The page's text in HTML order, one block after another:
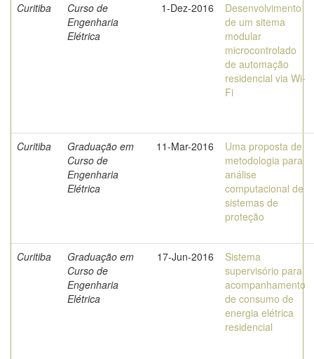
Curitiba
Curso de
Engenharia
Elétrica
1-Dez-2016
Desenvolvimento
de um sitema
modular
microcontrolado
de automação
residencial via Wi-
Fi
Curitiba
Graduação em
Curso de
Engenharia
Elétrica
11-Mar-2016
Uma proposta de
metodologia para
análise
computacional de
sistemas de
proteção
Curitiba
Graduação em
Curso de
Engenharia
Elétrica
17-Jun-2016
Sistema
supervisório para
acompanhamento
de consumo de
energia elétrica
residencial